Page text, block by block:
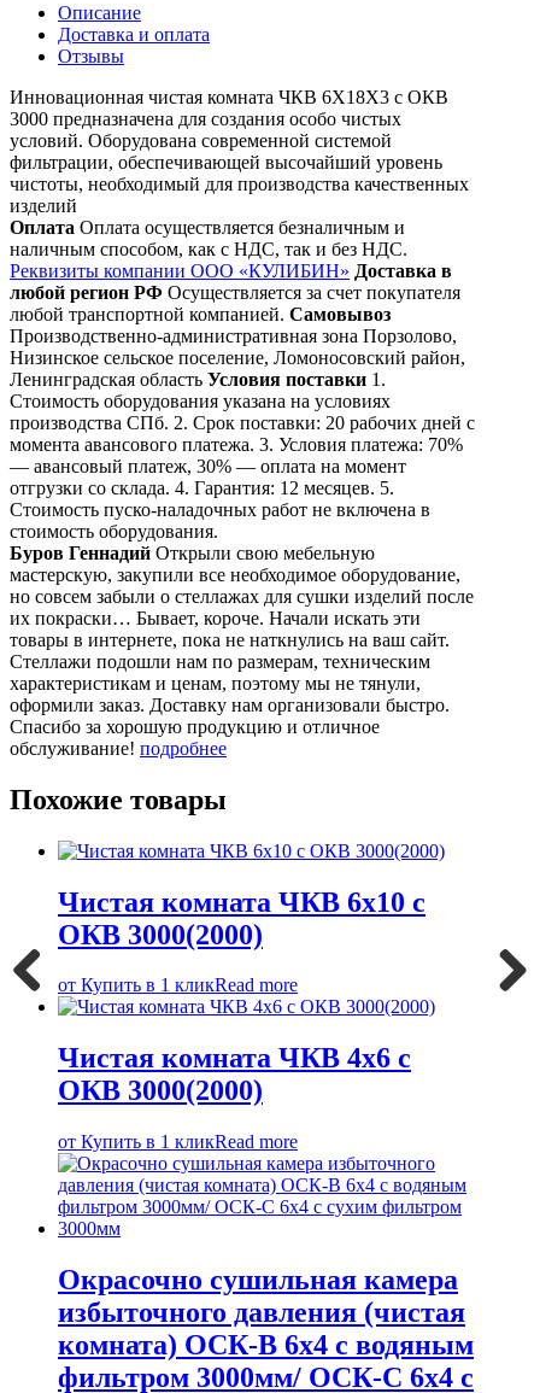
Описание
Доставка и оплата
Отзывы
Инновационная чистая комната ЧКВ 6Х18X3 с ОКВ
3000 предназначена для создания особо чистых
условий. Оборудована современной системой
фильтрации, обеспечивающей высочайший уровень
чистоты, необходимый для производства качественных
изделий
Оплата Оплата осуществляется безналичным и
наличным способом, как с НДС, так и без НДС.
Реквизиты компании ООО «КУЛИБИН» Доставка в
любой регион РФ Осуществляется за счет покупателя
любой транспортной компанией. Самовывоз
Производственно-административная зона Порзолово,
Низинское сельское поселение, Ломоносовский район,
Ленинградская область Условия поставки 1.
Стоимость оборудования указана на условиях
производства СПб. 2. Срок поставки: 20 рабочих дней с
момента авансового платежа. 3. Условия платежа: 70%
— авансовый платеж, 30% — оплата на момент
отгрузки со склада. 4. Гарантия: 12 месяцев. 5.
Стоимость пуско-наладочных работ не включена в
стоимость оборудования.
Буров Геннадий Открыли свою мебельную
мастерскую, закупили все необходимое оборудование,
но совсем забыли о стеллажах для сушки изделий после
их покраски… Бывает, короче. Начали искать эти
товары в интернете, пока не наткнулись на ваш сайт.
Стеллажи подошли нам по размерам, техническим
характеристикам и ценам, поэтому мы не тянули,
оформили заказ. Доставку нам организовали быстро.
Спасибо за хорошую продукцию и отличное
обслуживание! подробнее
Похожие товары
Чистая комната ЧКВ 6х10 с
ОКВ 3000(2000)
от Купить в 1 кликRead more
Чистая комната ЧКВ 4х6 с
ОКВ 3000(2000)
от Купить в 1 кликRead more
Окрасочно сушильная камера
избыточного давления (чистая
комната) ОСК-В 6х4 с водяным
фильтром 3000мм/ ОСК-С 6х4 с
Previous